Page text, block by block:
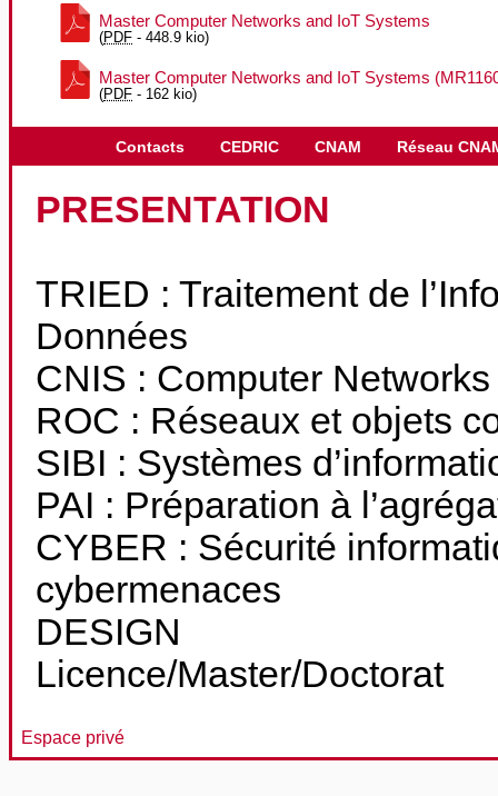
Master Computer Networks and IoT Systems
(PDF - 448.9 kio)
Master Computer Networks and IoT Systems
(PDF - 162 kio)
Contacts CEDRIC CNAM Réseau
PRESENTATION
TRIED : Traitement de
Données
CNIS : Computer
ROC : Réseaux et objets
SIBI : Systèmes
PAI : Préparation à
CYBER : Sécurité
cybermenaces
DESIGN
Licence/Master/Doctorat
Espace privé